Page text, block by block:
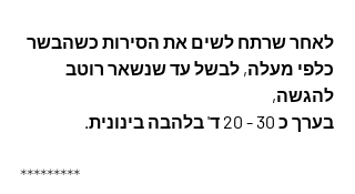
לאחר שרתח לשים את הסירות כשהבשר
כלפי מעלה, לבשל עד שנשאר רוטב
להגשה,
בערך כ 30 - 20 ד' בלהבה בינונית.
*********